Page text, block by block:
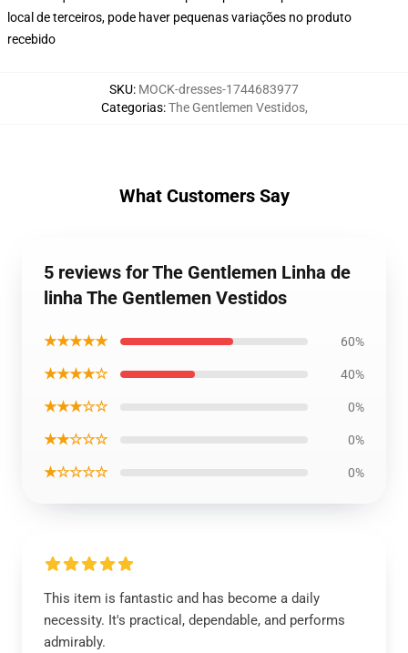
local de terceiros, pode haver pequenas variações no produto
recebido
SKU: MOCK-dresses-1744683977
Categorias:The Gentlemen Vestidos,
What Customers Say
5 reviews for The Gentlemen Linha de
linha The Gentlemen Vestidos
★★★★★ 60%
★★★★☆ 40%
★★★☆☆ 0%
★★☆☆☆ 0%
★☆☆☆☆ 0%
This item is fantastic and has become a daily
necessity. It's practical, dependable, and performs
admirably.